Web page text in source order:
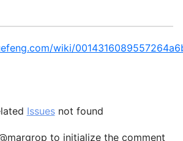
wiki/
Issuesnot found
to initialize the comment